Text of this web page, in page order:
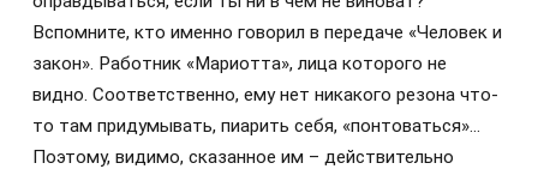
Вспомните, кто именно говорил в передаче «Человек и
закон». Работник «Мариотта», лица которого не
видно. Соответственно, ему нет никакого резона что-
то там придумывать, пиарить себя, «понтоваться»…
Поэтому, видимо, сказанное им – действительно